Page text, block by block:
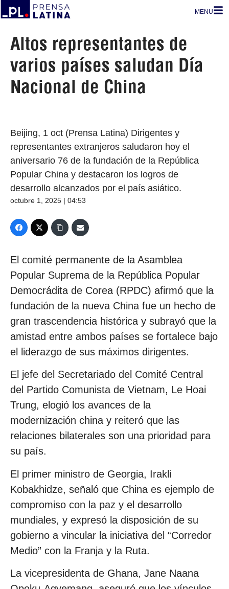
MENU
Altos representantes de
varios países saludan Día
Nacional de China
Beijing, 1 oct (Prensa Latina) Dirigentes y
representantes extranjeros saludaron hoy el
aniversario 76 de la fundación de la República
Popular China y destacaron los logros de
desarrollo alcanzados por el país asiático.
octubre 1, 2025 | 04:53
El comité permanente de la Asamblea
Popular Suprema de la República Popular
Democrádita de Corea (RPDC) afirmó que la
fundación de la nueva China fue un hecho de
gran trascendencia histórica y subrayó que la
amistad entre ambos países se fortalece bajo
el liderazgo de sus máximos dirigentes.
El jefe del Secretariado del Comité Central
del Partido Comunista de Vietnam, Le Hoai
Trung, elogió los avances de la
modernización china y reiteró que las
relaciones bilaterales son una prioridad para
su país.
El primer ministro de Georgia, Irakli
Kobakhidze, señaló que China es ejemplo de
compromiso con la paz y el desarrollo
mundiales, y expresó la disposición de su
gobierno a vincular la iniciativa del “Corredor
Medio” con la Franja y la Ruta.
La vicepresidenta de Ghana, Jane Naana